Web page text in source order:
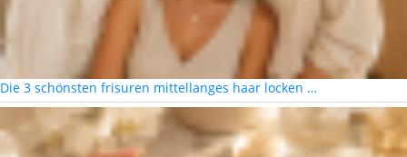
Die 3 schönsten frisuren mittellanges haar locken …